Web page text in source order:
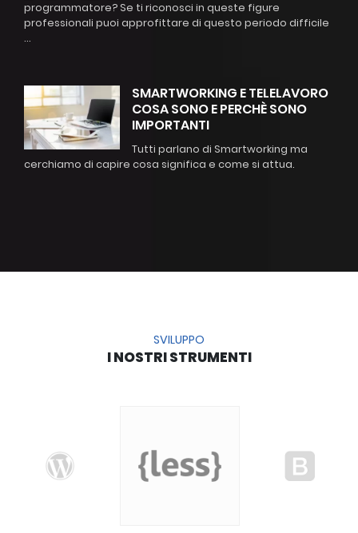
programmatore? Se ti riconosci in queste figure
professionali puoi approfittare di questo periodo difficile
...
SMARTWORKING E TELELAVORO
COSA SONO E PERCHÈ SONO
IMPORTANTI
Tutti parlano di Smartworking ma
cerchiamo di capire cosa significa e come si attua.
SVILUPPO
I NOSTRI STRUMENTI